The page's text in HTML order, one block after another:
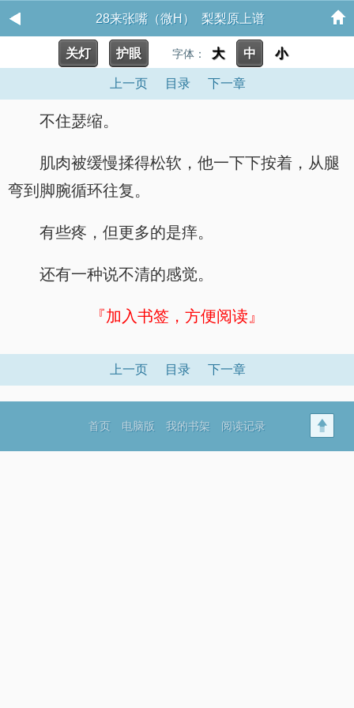
28来张嘴（微H） 梨梨原上谱
关灯 护眼 字体： 大 中 小
上一页 目录 下一章
不住瑟缩。
肌肉被缓慢揉得松软，他一下下按着，从腿
弯到脚腕循环往复。
有些疼，但更多的是痒。
还有一种说不清的感觉。
『加入书签，方便阅读』
上一页 目录 下一章
首页 电脑版 我的书架 阅读记录